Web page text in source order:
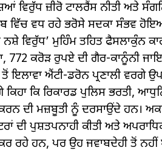
ਵਿਰੁੱਧ ਜ਼ੀਰੋ ਟਾਲਰੈਂਸ ਨੀਤੀ ਅਤੇ
ਵਿੱਚ ਵਧ ਰਹੇ ਭਰੋਸੇ ਸਦਕਾ ਸੰਭਵ
ਵਿਰੁੱਧ’ ਮੁਹਿੰਮ ਤਹਿਤ ਫੈਸਲਾਕੁੰਨ
772 ਕਰੋੜ ਰੁਪਏ ਦੀ ਗੈਰ-ਕਾਨੂੰਨੀ
ਇਲਾਵਾ ਐਂਟੀ-ਡਰੋਨ ਪ੍ਰਣਾਲੀ ਵਰਗੇ
ਕਿਹਾ ਕਿ ਰਿਕਾਰਡ ਪੁਲਿਸ ਭਰਤੀ,
ਦੀ ਮਜ਼ਬੂਤੀ ਨੂੰ ਦਰਸਾਉਂਦੇ ਹਨ।
ਦੀ ਪੁਸ਼ਤਪਨਾਹੀ ਕੀਤੀ ਅਤੇ
ਰਹੇ ਹਨ, ਪਰ ਉਹ ਜਵਾਬਦੇਹੀ ਤੋਂ